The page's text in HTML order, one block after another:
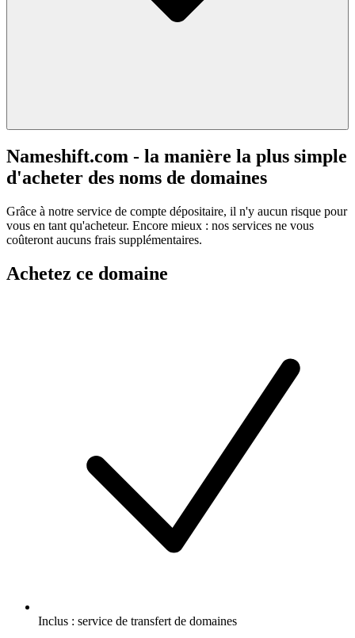
Nameshift.com - la manière la plus simple
d'acheter des noms de domaines
Grâce à notre service de compte dépositaire, il n'y aucun risque pour
vous en tant qu'acheteur. Encore mieux : nos services ne vous
coûteront aucuns frais supplémentaires.
Achetez ce domaine
Inclus : service de transfert de domaines